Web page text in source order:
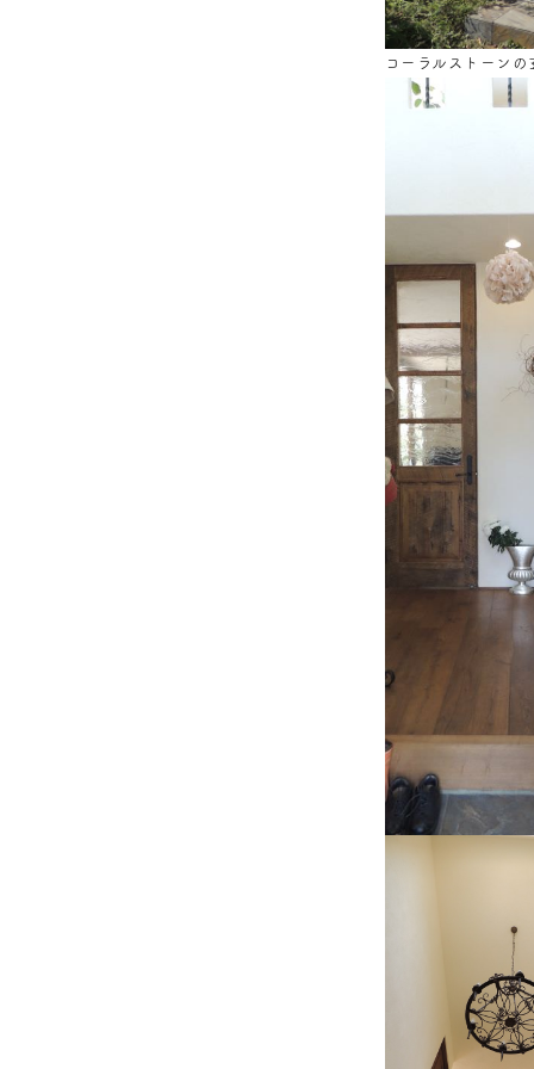
コーラルストーンの